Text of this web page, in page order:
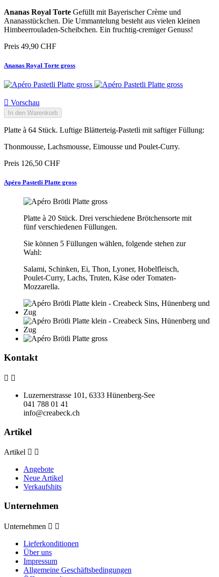
Ananas Royal Torte Gefüllt mit Bayerischer Crème und
Ananasstückchen. Die Ummantelung besteht aus vielen kleinen
Himbeerrouladen-Scheibchen. Ein fruchtig-cremiger Genuss!
Preis 49,90 CHF
Ananas Royal Torte gross
 Vorschau
In den Warenkorb
Platte à 64 Stück. Luftige Blätterteig-Pastetli mit saftiger Füllung:
Thonmousse, Lachsmousse, Eimousse und Poulet-Curry.
Preis 126,50 CHF
Apéro Pastetli Platte gross
Platte à 20 Stück. Drei verschiedene Brötchensorte mit
fünf verschiedenen Füllungen.
Sie können 5 Füllungen wählen, folgende stehen zur
Wahl:
Salami, Schinken, Ei, Thon, Lyoner, Hobelfleisch,
Poulet-Curry, Lachs, Truten, Käse oder Tomaten-
Mozzarella.
Kontakt
 
Luzernerstrasse 101, 6333 Hünenberg-See
041 788 01 41
info@creabeck.ch
Artikel
Artikel  
Angebote
Neue Artikel
Verkaufshits
Unternehmen
Unternehmen  
Lieferkonditionen
Über uns
Impressum
Allgemeine Geschäftsbedingungen